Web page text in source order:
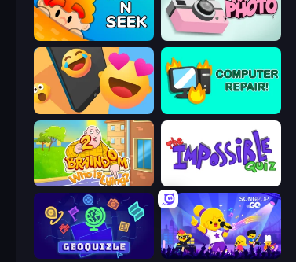
Hide N Seek Take Photo
Reply Run
Braindom 2: Who is Lying?
GeoQuizle SongPop GO